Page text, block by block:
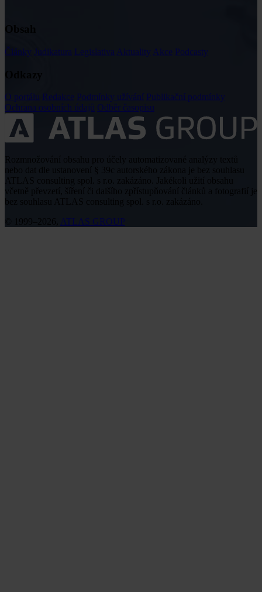
Články Judikatura Legislativa Aktuality Akce Podcasty
O portálu Redakce Podmínky užívání Publikační podmínky
Ochrana osobních údajů Odběr časopisu
včetně převzetí, šíření či dalšího zpřístupňování článků a fotografií je
ATLAS GROUP